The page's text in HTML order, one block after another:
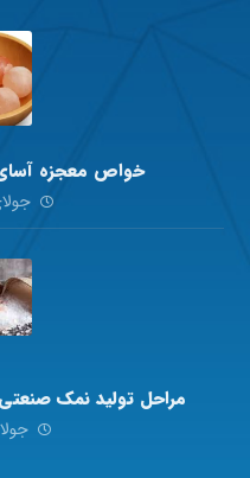
خواص معجزه
جولای
مراحل تولید نمک
جولای